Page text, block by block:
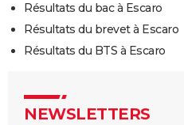
Résultats du bac à Escaro
Résultats du brevet à Escaro
Résultats du BTS à Escaro
NEWSLETTERS